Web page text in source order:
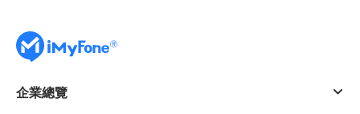
企業總覽